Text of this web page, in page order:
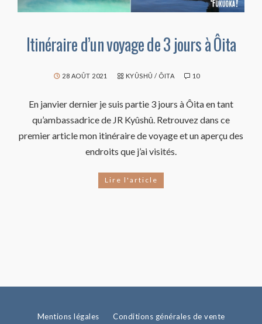
Itinéraire d’un voyage de 3 jours à Ôita
28 AOÛT 2021 KYÛSHÛ / ÔITA 10
En janvier dernier je suis partie 3 jours à Ôita en tant
qu’ambassadrice de JR Kyûshû. Retrouvez dans ce
premier article mon itinéraire de voyage et un aperçu des
endroits que j’ai visités.
Lire l'article
Mentions légales
Conditions générales de vente